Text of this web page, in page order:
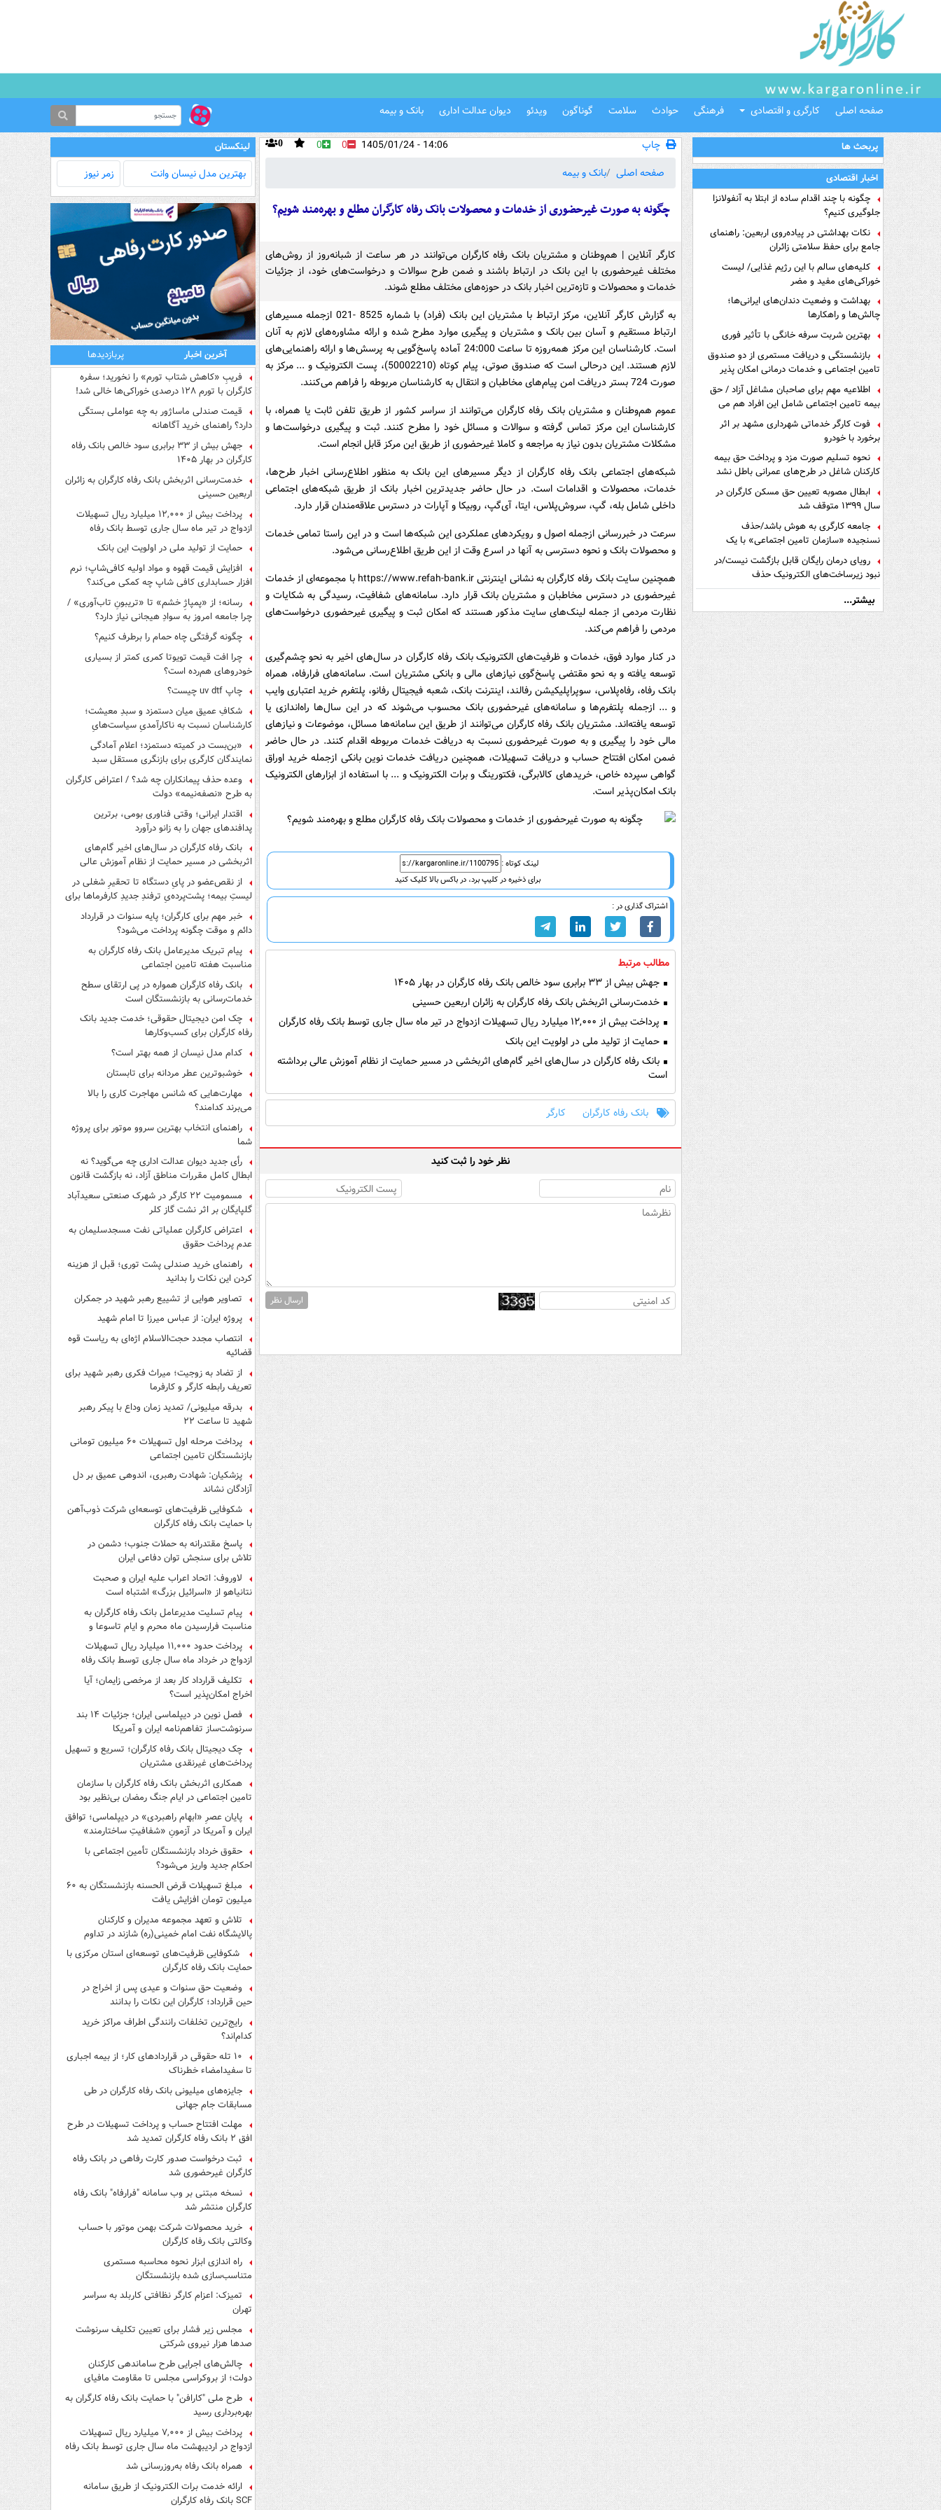
صفحه اصلی کارگری و اقتصادی فرهنگی حوادث سلامت گوناگون ویدئو دیوان عدالت اداری بانک و بیمه
پربحث ها
اخبار اقتصادی
چگونه با چند اقدام ساده از ابتلا به آنفولانزا
جلوگیری کنیم؟
نکات بهداشتی در پیاده‌روی اربعین: راهنمای
جامع برای حفظ سلامتی زائران
کلیه‌های سالم با این رژیم غذایی/ لیست
خوراکی‌های مفید و مضر
بهداشت و وضعیت دندان‌های ایرانی‌ها؛
چالش‌ها و راهکارها
بهترین شربت سرفه خانگی با تأثیر فوری
بازنشستگی و دریافت مستمری از دو صندوق
تامین اجتماعی و خدمات درمانی امکان پذیر
است ؟
اطلاعیه مهم برای صاحبان مشاغل آزاد / حق
بیمه تامین اجتماعی شامل این افراد هم می
شودفوت کارگر خدماتی شهرداری مشهد بر اثر
برخورد با خودرو
نحوه تسلیم صورت مزد و پرداخت حق بیمه
کارکنان شاغل در طرح‌های عمرانی باطل نشد
ابطال مصوبه تعیین حق مسکن کارگران در
سال ۱۳۹۹ متوقف شد
جامعه کارگری به هوش باشد/حذف
نسنجیده «سازمان تامین اجتماعی» با یک
تفاهم نامه!
رویای درمان رایگان قابل بازگشت نیست/در
نبود زیرساخت‌های الکترونیک حذف
دفترچه‌های بیمه اشتباه مضاعف است
بیشتر...
چاپ 0 0 0
14:06 - 1405/01/24
صفحه اصلی
بانک و بیمه
چگونه به صورت غیرحضوری از خدمات و محصولات بانک رفاه کارگران مطلع و بهره‌مند شویم؟
کارگر آنلاین | هم‌وطنان و مشتریان بانک رفاه کارگران می‌توانند در هر ساعت از شبانه‌روز از روش‌های
مختلف غیرحضوری با این بانک در ارتباط باشند و ضمن طرح سوالات و درخواست‌های خود، از جزئیات
خدمات و محصولات و تازه‌ترین اخبار بانک در حوزه‌های مختلف مطلع شوند.
به گزارش کارگر آنلاین، مرکز ارتباط با مشتریان این بانک (فراد) با شماره 8525 -021 ازجمله مسیرهای
ارتباط مستقیم و آسان بین بانک و مشتریان و پیگیری موارد مطرح شده و ارائه مشاوره‌های لازم به آنان
است. کارشناسان این مرکز همه‌روزه تا ساعت 24:000 آماده پاسخ‌گویی به پرسش‌ها و ارائه راهنمایی‌های
لازم هستند. این درحالی است که صندوق صوتی، پیام کوتاه (50002210)، پست الکترونیک و ... مرکز به
صورت 724 بستر دریافت امن پیام‌‌های مخاطبان و انتقال به کارشناسان مربوطه را فراهم می‌کنند.
عموم هم‌وطنان و مشتریان بانک رفاه کارگران می‌توانند از سراسر کشور از طریق تلفن ثابت یا همراه، با
کارشناسان این مرکز تماس گرفته و سوالات و مسائل خود را مطرح کنند.‌ ثبت و پیگیری درخواست‌ها و
مشکلات مشتریان بدون نیاز به مراجعه و کاملا غیرحضوری از طریق این مرکز قابل انجام است.
شبکه‌های اجتماعی بانک رفاه کارگران از دیگر مسیرهای این بانک به منظور اطلاع‌رسانی اخبار طرح‌ها،
خدمات، محصولات و اقدامات است. در حال حاضر جدیدترین اخبار بانک از طریق شبکه‌های اجتماعی
داخلی شامل بله، گپ، سروش‌پلاس، ایتا، آی‌گپ، روبیکا و آپارات در دسترس علاقه‌مندان قرار دارد.
سرعت در خبررسانی ازجمله اصول و رویکردهای عملکردی این شبکه‌ها است و در این راستا تمامی خدمات
و محصولات بانک و نحوه دسترسی به آنها در اسرع وقت از این طریق اطلاع‌رسانی می‌شود.
همچنین سایت بانک رفاه کارگران به نشانی اینترنتی https://www.refah-bank.ir با مجموعه‌ای از خدمات
غیرحضوری در دسترس مخاطبان و مشتریان بانک قرار دارد. سامانه‌های شفافیت، رسیدگی به شکایات و
نظارت مردمی از جمله لینک‌های سایت مذکور هستند که امکان ثبت و پیگیری غیرحضوری درخواست‌های
مردمی را فراهم می‌کند.
در کنار موارد فوق، خدمات و ظرفیت‌های الکترونیک بانک رفاه کارگران در سال‌های اخیر به نحو چشم‌گیری
توسعه یافته و به نحو مقتضی پاسخ‌گوی نیازهای مالی و بانکی مشتریان است. سامانه‌های فرارفاه، همراه
بانک رفاه، رفاه‌پلاس، سوپراپلیکیشن رفالند، اینترنت بانک، شعبه فیجیتال رفانو، پلتفرم خرید اعتباری وایب
و ... ازجمله پلتفرم‌ها و سامانه‌های غیرحضوری بانک محسوب می‌شوند که در این سال‌ها راه‌اندازی یا
توسعه یافته‌اند. مشتریان بانک رفاه کارگران می‌توانند از طریق این سامانه‌ها مسائل، موضوعات و نیازهای
مالی خود را پیگیری و به صورت غیرحضوری نسبت به دریافت خدمات مربوطه اقدام کنند.‌ در حال حاضر
ضمن امکان افتتاح حساب و دریافت تسهیلات، همچنین دریافت خدمات نوین بانکی ازجمله خرید اوراق
گواهی سپرده خاص، خرید‌های کالابرگی، فکتورینگ و برات الکترونیک و ... با استفاده از ابزارهای الکترونیک
بانک امکان‌پذیر است.
لینک کوتاه :
برای ذخیره در کلیپ برد، در باکس بالا کلیک کنید
اشتراک گذاری در :
مطالب مرتبط
جهش بیش از ۳۳ برابری سود خالص بانک رفاه کارگران در بهار ۱۴۰۵
خدمت‌رسانی اثربخش بانک رفاه کارگران به زائران اربعین حسینی
پرداخت بیش از ۱۲,۰۰۰ میلیارد ریال تسهیلات ازدواج در تیر ماه سال جاری توسط بانک رفاه کارگران
حمایت از تولید ملی در اولویت این بانک
بانک رفاه کارگران در سال‌های اخیر گام‌های اثربخشی در مسیر حمایت از نظام آموزش عالی برداشته
است
بانک رفاه کارگران کارگر
نظر خود را ثبت کنید
ارسال نظر
لینکستان
بهترین مدل‌ نیسان وانت زمر نیوز
آخرین اخبار
پربازدیدها
فریبِ «کاهش شتاب تورم» را نخورید؛ سفره
کارگران با تورم ۱۲۸ درصدی خوراکی‌ها خالی شد!
قیمت صندلی ماساژور به چه عواملی بستگی
دارد؟ راهنمای خرید آگاهانه
جهش بیش از ۳۳ برابری سود خالص بانک رفاه
کارگران در بهار ۱۴۰۵
خدمت‌رسانی اثربخش بانک رفاه کارگران به زائران
اربعین حسینی
پرداخت بیش از ۱۲,۰۰۰ میلیارد ریال تسهیلات
ازدواج در تیر ماه سال جاری توسط بانک رفاه
کارگران
حمایت از تولید ملی در اولویت این بانک
افزایش قیمت قهوه و مواد اولیه کافی‌شاپ؛ نرم
افزار حسابداری کافی شاپ چه کمکی می‌کند؟
رسانه؛ از «پمپاژِ خشم» تا «تریبونِ تاب‌آوری» /
چرا جامعه امروز به سوادِ هیجانی نیاز دارد؟
چگونه گرفتگی چاه حمام را برطرف کنیم؟
چرا افت قیمت تویوتا کمری کمتر از بسیاری
خودروهای هم‌رده است؟
چاپ uv dtf چیست؟
شکافِ عمیق میان دستمزد و سبدِ معیشت؛
کارشناسان نسبت به ناکارآمدیِ سیاست‌هایِ
حمایتی هشدار دادند
«بن‌بست در کمیته دستمزد؛ اعلام آمادگی
نمایندگان کارگری برای بازنگری مستقل سبد
وعده حذف پیمانکاران چه شد؟ / اعتراض کارگران
به طرح «نصفه‌نیمه» دولت
اقتدار ایرانی؛ وقتی فناوری بومی، برترین
پدافندهای جهان را به زانو درآورد
بانک رفاه کارگران در سال‌های اخیر گام‌های
اثربخشی در مسیر حمایت از نظام آموزش عالی
برداشته است
از نقص‌عضو در پایِ دستگاه تا تحقیرِ شغلی در
لیستِ بیمه؛ پشت‌پرده‌یِ ترفندِ جدیدِ کارفرماها برای
فرار از قانون چیست؟
خبر مهم برای کارگران؛ پایه سنوات در قرارداد
دائم و موقت چگونه پرداخت می‌شود؟
پیام تبریک مدیرعامل بانک رفاه کارگران به
مناسبت هفته تامین اجتماعی
بانک رفاه کارگران همواره در پی ارتقای سطح
خدمات‌رسانی به بازنشستگان است
چک امن دیجیتال حقوقی؛ خدمت جدید بانک
رفاه کارگران برای کسب‌وکارها
کدام مدل نیسان از همه بهتر است؟
خوشبوترین عطر مردانه برای تابستان
مهارت‌هایی که شانس مهاجرت کاری را بالا
می‌برند کدامند؟
راهنمای انتخاب بهترین سروو موتور برای پروژه
شما
رأی جدید دیوان عدالت اداری چه می‌گوید؟ نه
ابطال کامل مقررات مناطق آزاد، نه بازگشت قانون
مسمومیت ۲۲ کارگر در شهرک صنعتی سعیدآباد
گلپایگان بر اثر نشت گاز کلر
اعتراض کارگران عملیاتی نفت مسجدسلیمان به
عدم پرداخت حقوق
راهنمای خرید صندلی پشت توری؛ قبل از هزینه
کردن این نکات را بدانید
تصاویر هوایی از تشییع رهبر شهید در جمکران
پروژه ایران: از عباس میرزا تا امام شهید
انتصاب مجدد حجت‌الاسلام اژه‌ای به ریاست قوه‌
قضائیه
از تضاد به زوجیت؛ میراث فکری رهبر شهید برای
تعریف رابطه کارگر و کارفرما
بدرقه میلیونی/ تمدید زمان وداع با پیکر رهبر
شهید تا ساعت ۲۲
پرداخت مرحله اول تسهیلات ۶۰ میلیون تومانی
بازنشستگان تامین اجتماعی
پزشکیان: شهادت رهبری، اندوهی عمیق بر دل
آزادگان نشاند
شکوفایی ظرفیت‌های توسعه‌ای شرکت ذوب‌آهن
با حمایت‌ بانک رفاه کارگران
پاسخ مقتدرانه به حملات جنوب؛ دشمن در
تلاش برای سنجش توان دفاعی ایران
لاوروف: اتحاد اعراب علیه ایران و صحبت
نتانیاهو از «اسرائیل بزرگ» اشتباه است
پیام تسلیت مدیرعامل بانک رفاه کارگران به
مناسبت فرارسیدن ماه محرم و ایام تاسوعا و
عاشورای حسینی
پرداخت حدود ۱۱,۰۰۰ میلیارد ریال تسهیلات
ازدواج در خرداد ماه سال جاری توسط بانک رفاه
کارگران
تکلیف قرارداد کار بعد از مرخصی زایمان؛ آیا
اخراج امکان‌پذیر است؟
فصل نوین در دیپلماسی ایران؛ جزئیات ۱۴ بند
سرنوشت‌ساز تفاهم‌نامه ایران و آمریکا
چک دیجیتال بانک رفاه کارگران؛ تسریع و تسهیل
پرداخت‌های غیرنقدی مشتریان
همکاری اثربخش بانک رفاه کارگران با سازمان
تامین اجتماعی در ایام جنگ رمضان بی‌نظیر بود
پایان عصرِ «ابهام راهبردی» در دیپلماسی؛ توافق
ایران و آمریکا در آزمونِ «شفافیتِ ساختارمند»
حقوق خرداد بازنشستگان تأمین اجتماعی با
احکام جدید واریز می‌شود؟
مبلغ تسهیلات قرض الحسنه بازنشستگان به ۶۰
میلیون تومان افزایش یافت
تلاش و تعهد مجموعه مدیران و کارکنان
پالایشگاه نفت امام خمینی(ره) شازند در تداوم
تولید در ایام جنگ رمضان، شایسته قدردانی است
شکوفایی ظرفیت‌های توسعه‌ای استان مرکزی با
حمایت بانک رفاه کارگران
وضعیت حق سنوات و عیدی پس از اخراج در
حین قرارداد؛ کارگران این نکات را بدانند
رایج‌ترین تخلفات رانندگی اطراف مراکز خرید
کدام‌اند؟
۱۰ تله حقوقی در قراردادهای کار؛ از بیمه اجباری
تا سفیدامضاء خطرناک
جایزه‌های میلیونی بانک رفاه کارگران در طی
مسابقات جام جهانی
مهلت افتتاح حساب و پرداخت تسهیلات در طرح
افق ۲ بانک رفاه کارگران تمدید شد
ثبت درخواست صدور کارت رفاهی در بانک رفاه
کارگران غیرحضوری شد
نسخه مبتنی بر وب سامانه "فرارفاه" بانک رفاه
کارگران منتشر شد
خرید محصولات شرکت بهمن موتور با حساب
وکالتی بانک رفاه کارگران
راه اندازی ابزار نحوه محاسبه مستمری
متناسب‌سازی شده بازنشستگان
تمیزک: اعزام کارگر نظافتی کاربلد به سراسر
تهران
مجلس زیر فشار برای تعیین تکلیف سرنوشت
صدها هزار نیروی شرکتی
چالش‌های اجرایی طرح ساماندهی کارکنان
دولت؛ از بروکراسی مجلس تا مقاومت مافیای
واسطه‌گری
طرح ملی "کارافن" با حمایت بانک رفاه کارگران به
بهره‌برداری رسید
پرداخت بیش از ۷,۰۰۰ میلیارد ریال تسهیلات
ازدواج در اردیبهشت ماه سال جاری توسط بانک رفاه
کارگران
همراه بانک رفاه به‌روزرسانی شد
ارائه خدمت برات الکترونیک از طریق سامانه
SCF بانک رفاه کارگران